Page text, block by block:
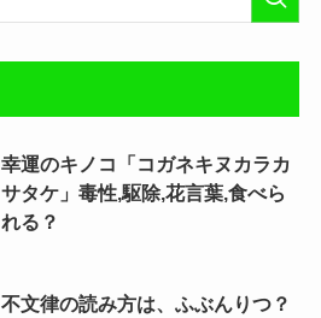
幸運のキノコ「コガネキヌカラカ
サタケ」毒性,駆除,花言葉,食べら
れる？
不文律の読み方は、ふぶんりつ？